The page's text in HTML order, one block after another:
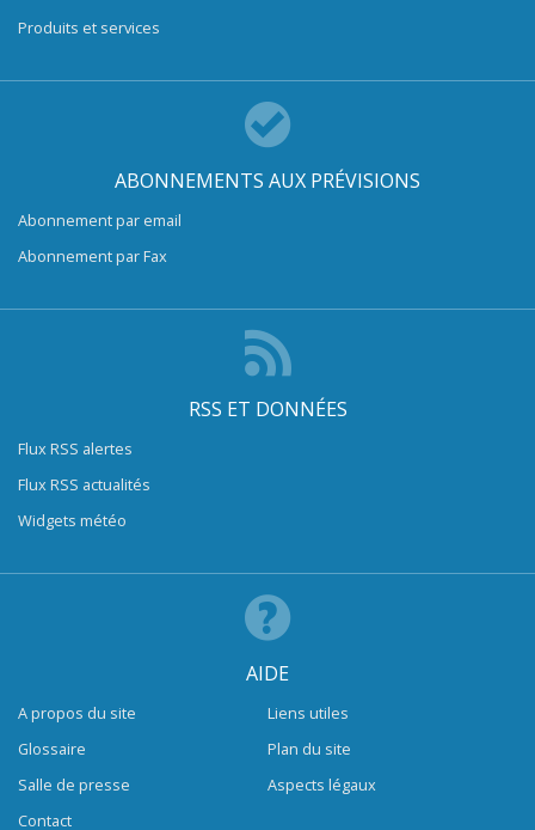
Produits et services
ABONNEMENTS AUX PRÉVISIONS
Abonnement par email
Abonnement par Fax
RSS ET DONNÉES
Flux RSS alertes
Flux RSS actualités
Widgets météo
AIDE
A propos du site
Glossaire
Salle de presse
Contact
Liens utiles
Plan du site
Aspects légaux